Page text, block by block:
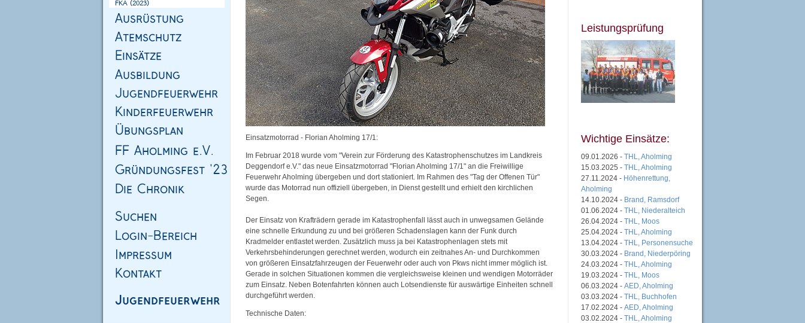
Einsatzmotorrad - Florian Aholming 17/1:
Im Februar 2018 wurde vom "Verein zur Förderung des Katastrophenschutzes im Landkreis
Deggendorf e.V." das neue Einsatzmotorrad "Florian Aholming 17/1" an die Freiwillige
Feuerwehr Aholming übergeben und dort stationiert. Im Rahmen des "Tag der Offenen Tür"
wurde das Motorrad nun offiziell übergeben, in Dienst gestellt und erhielt den kirchlichen
Segen.
Der Einsatz von Krafträdern gerade im Katastrophenfall lässt auch in unwegsamen Gelände
eine schnelle Erkundung zu und bei größeren Schadenslagen kann der Funk durch
Kradmelder entlastet werden. Zusätzlich muss ja bei Katastrophenlagen stets mit
Verkehrsbehinderungen gerechnet werden, wodurch ein zeitnahes An- und Durchkommen
von größeren Einsatzfahrzeugen der Feuerwehr oder auch von Pkws nicht immer möglich ist.
Gerade in solchen Situationen kommen die vergleichsweise kleinen und wendigen Motorräder
zum Einsatz. Neben Botenfahrten können auch Lotsendienste für auswärtige Einheiten schnell
durchgeführt werden.
Technische Daten:
Leistungsprüfung
Wichtige Einsätze:
09.01.2026 - THL, Aholming
15.03.2025 - THL, Aholming
27.11.2024 - Höhenrettung,
Aholming
14.10.2024 - Brand, Ramsdorf
01.06.2024 - THL, Niederalteich
26.04.2024 - THL, Moos
25.04.2024 - THL, Aholming
13.04.2024 - THL, Personensuche
30.03.2024 - Brand, Niederpöring
24.03.2024 - THL, Aholming
19.03.2024 - THL, Moos
06.03.2024 - AED, Aholming
03.03.2024 - THL, Buchhofen
17.02.2024 - AED, Aholming
03.02.2024 - THL, Aholming